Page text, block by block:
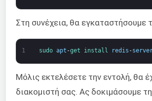
Στη συνέχεια, θα εγκαταστήσουμε
1 sudo apt -get install redis -
Μόλις εκτελέσετε την εντολή, θα
διακομιστή σας. Ας δοκιμάσουμε